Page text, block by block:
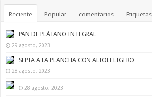
Reciente Popular comentarios Etiquetas
PAN DE PLÁTANO INTEGRAL
29 agosto, 2023
SEPIA A LA PLANCHA CON ALIOLI LIGERO
28 agosto, 2023
28 agosto, 2023